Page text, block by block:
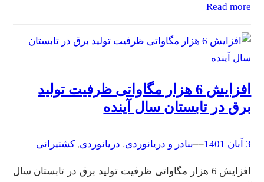
Read more
افزایش 6 هزار مگاواتی ظرفیت تولید
برق در تابستان سال آینده
3 آبان 1401 –
–بنادر و دریانوردی, دریانوردی, کشتیرانی
افزایش 6 هزار مگاواتی ظرفیت تولید برق در تابستان سال